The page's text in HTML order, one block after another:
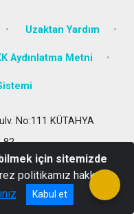
Uzaktan Yardım
Aydınlatma Metni
No:111 KÜTAHYA
82
için sitemizde
politikamız hakkında
Kabul et